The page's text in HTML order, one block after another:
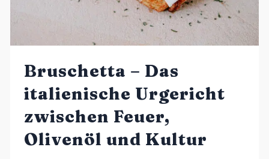
Bruschetta – Das
italienische Urgericht
zwischen Feuer,
Olivenöl und Kultur